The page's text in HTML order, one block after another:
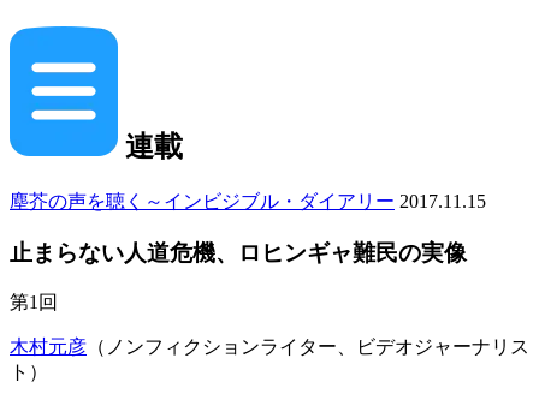
連載
塵芥の声を聴く～インビジブル・ダイアリー 2017.11.15
止まらない人道危機、ロヒンギャ難民の実像
第1回
木村元彦 （ノンフィクションライター、ビデオジャーナリス
ト）